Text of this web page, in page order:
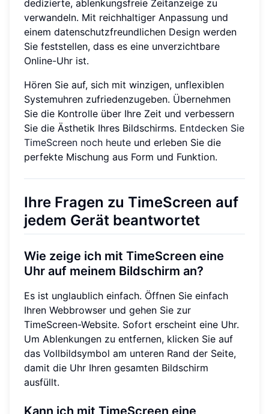
dedizierte, ablenkungsfreie Zeitanzeige zu
verwandeln. Mit reichhaltiger Anpassung und
einem datenschutzfreundlichen Design werden
Sie feststellen, dass es eine unverzichtbare
Online-Uhr ist.
Hören Sie auf, sich mit winzigen, unflexiblen
Systemuhren zufriedenzugeben. Übernehmen
Sie die Kontrolle über Ihre Zeit und verbessern
Sie die Ästhetik Ihres Bildschirms. Entdecken Sie
TimeScreen noch heute und erleben Sie die
perfekte Mischung aus Form und Funktion.
Ihre Fragen zu TimeScreen auf
jedem Gerät beantwortet
Wie zeige ich mit TimeScreen eine
Uhr auf meinem Bildschirm an?
Es ist unglaublich einfach. Öffnen Sie einfach
Ihren Webbrowser und gehen Sie zur
TimeScreen-Website. Sofort erscheint eine Uhr.
Um Ablenkungen zu entfernen, klicken Sie auf
das Vollbildsymbol am unteren Rand der Seite,
damit die Uhr Ihren gesamten Bildschirm
ausfüllt.
Kann ich mit TimeScreen eine